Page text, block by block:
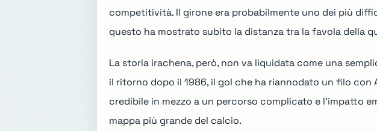
competitività. Il girone era probabilmente uno dei più
questo ha mostrato subito la distanza tra la favola della
La storia irachena, però, non va liquidata come una
il ritorno dopo il 1986, il gol che ha riannodato un filo
credibile in mezzo a un percorso complicato e l'impatto
mappa più grande del calcio.